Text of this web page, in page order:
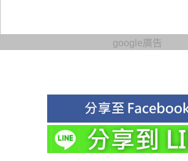
google廣告